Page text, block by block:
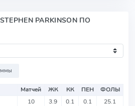
PARKINSON ПО
Матчей ЖК КК ПЕН
ФОЛЫ
10 3.9 0.1 0.1
25.1